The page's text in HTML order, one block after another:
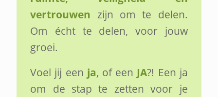
vertrouwen zijn om te delen.
Om écht te delen, voor jouw
groei.
Voel jij een ja, of een JA?! Een ja
om de stap te zetten voor je